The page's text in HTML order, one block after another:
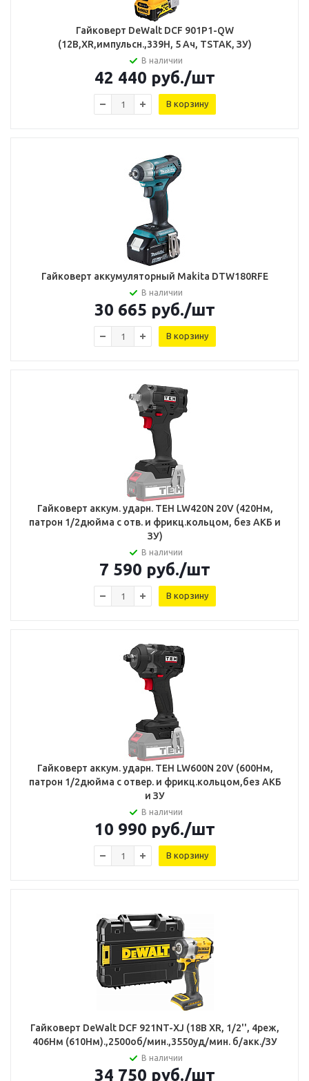
Гайковерт DeWalt DCF 901P1-QW
(12В,XR,импульсн.,339Н, 5 Ач, TSTAK, ЗУ)
В наличии
42 440 руб./шт
В корзину
Гайковерт аккумуляторный Makita DTW180RFE
В наличии
30 665 руб./шт
В корзину
Гайковерт аккум. ударн. TEH LW420N 20V (420Нм,
патрон 1/2дюйма с отв. и фрикц.кольцом, без АКБ и
ЗУ)
В наличии
7 590 руб./шт
В корзину
Гайковерт аккум. ударн. TEH LW600N 20V (600Нм,
патрон 1/2дюйма с отвер. и фрикц.кольцом,без АКБ
и ЗУ
В наличии
10 990 руб./шт
В корзину
Гайковерт DeWalt DCF 921NT-XJ (18В XR, 1/2'', 4реж,
406Нм (610Нм).,2500об/мин.,3550уд/мин. б/акк./ЗУ
В наличии
34 750 руб./шт